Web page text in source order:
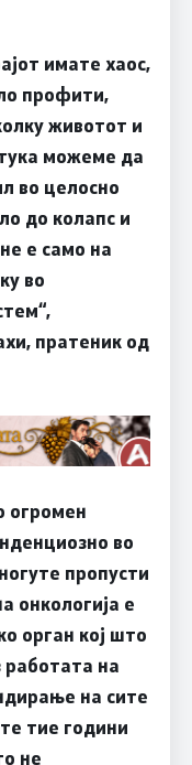
имате хаос,
профити,
животот и
можеме да
во целосно
до колапс и
е само на
во
пратеник од
огромен
во
пропусти
онкологија е
орган кој што
на
на сите
тие години
не